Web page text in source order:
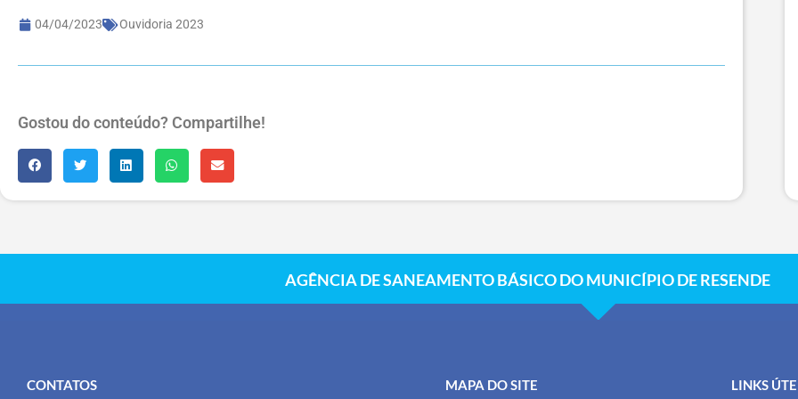
04/04/2023 Ouvidoria 2023
Gostou do conteúdo? Compartilhe!
AGÊNCIA DE SANEAMENTO BÁSICO DO MUNICÍPIO DE RESENDE
CONTATOS MAPA DO SITE LINKS